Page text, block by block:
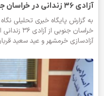
آزادی ۳۶ زندانی در خراسان جنوبی
به گزارش پایگاه خبری تحلیلی
خراسان
آزادسازی خرمشهر و عید سعید